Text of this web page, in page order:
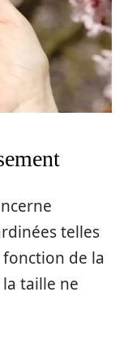
telles
fonction de la
taille ne